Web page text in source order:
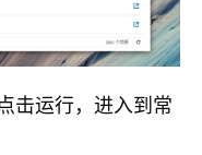
击运行，进入到常